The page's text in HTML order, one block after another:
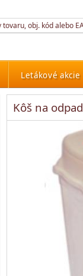
Letákové akcie
Kôš na